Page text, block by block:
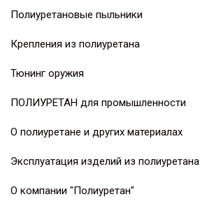
Полиуретановые пыльники
Крепления из полиуретана
Тюнинг оружия
ПОЛИУРЕТАН для промышленности
О полиуретане и других материалах
Эксплуатация изделий из полиуретана
О компании "Полиуретан"